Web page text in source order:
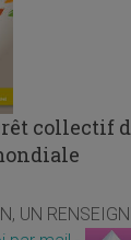
collectif
UN